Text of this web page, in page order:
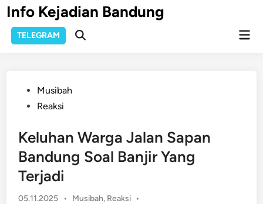
Skip
to
content
Info Kejadian Bandung
TELEGRAM
Open
PostedMusibah
Reaksi
Keluhan Warga Jalan Sapan
Bandung Soal Banjir Yang
Terjadi
05.11.2025 •
Posted
Musibah, Reaksi •